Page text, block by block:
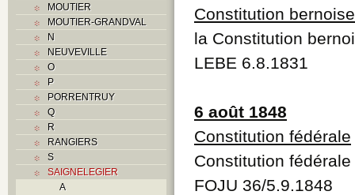
MOUTIER
MOUTIER-GRANDVAL
N
NEUVEVILLE
O
P
PORRENTRUY
Q
R
RANGIERS
S
SAIGNELEGIER
A
Constitution
la Constitution
LEBE 6.8.1831
6 août 1848
Constitution fédérale
Constitution
FOJU 36/5.9.1848